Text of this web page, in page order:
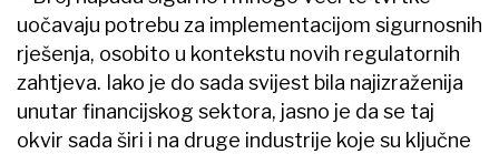
uočavaju potrebu za implementacijom sigurnosnih
rješenja, osobito u kontekstu novih regulatornih
zahtjeva. Iako je do sada svijest bila najizraženija
unutar financijskog sektora, jasno je da se taj
okvir sada širi i na druge industrije koje su ključne